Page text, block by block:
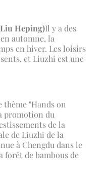
Heping)Il y a des
automne, la
en hiver. Les loisirs
et Liuzhi est une
"Hands on
promotion du
de la
de Liuzhi de la
à Chengdu dans le
forêt de bambous de